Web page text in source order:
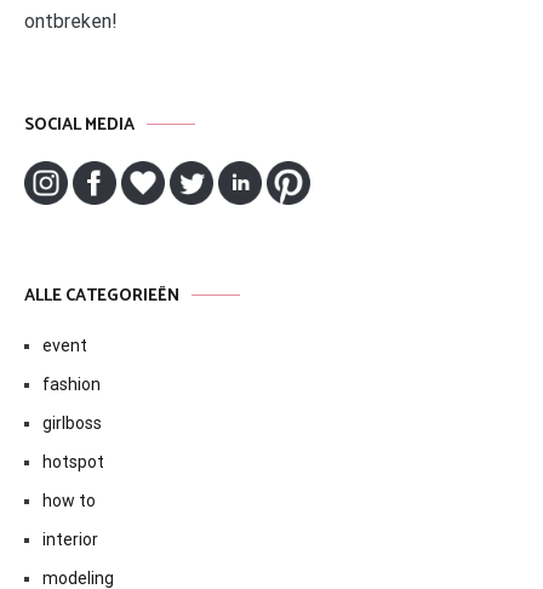
ontbreken!
SOCIAL MEDIA
ALLE CATEGORIEËN
event
fashion
girlboss
hotspot
how to
interior
modeling